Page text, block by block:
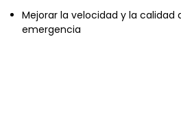
Mejorar la velocidad y la calidad
emergencia